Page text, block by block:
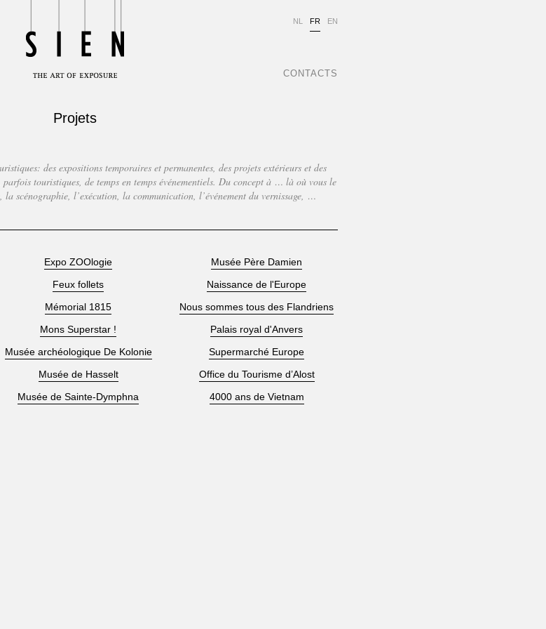
CONTACTS
NL FR EN
Projets
des expositions temporaires et permanentes, des projets extérieurs et des
touristiques, de temps en temps événementiels. Du concept à … là où vous le
scénographie, l’exécution, la communication, l’événement du vernissage, …
Expo ZOOlogie
Feux follets
Mémorial 1815
Mons Superstar !
Musée archéologique De Kolonie
Musée de Hasselt
Musée de Sainte-Dymphna
Musée Père Damien
Naissance de l'Europe
Nous sommes tous des Flandriens
Palais royal d'Anvers
Supermarché Europe
Office du Tourisme d’Alost
4000 ans de Vietnam